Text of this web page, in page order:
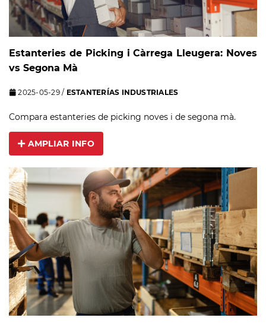
Estanteries de Picking i Càrrega Lleugera: Noves
vs Segona Mà
2025-05-29/ ESTANTERÍAS INDUSTRIALES
Compara estanteries de picking noves i de segona mà.
AMPLIAR INFO